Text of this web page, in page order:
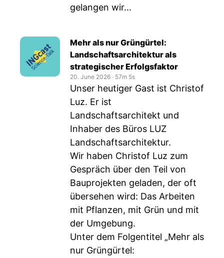
gelangen wir...
Mehr als nur Grüngürtel:
Landschaftsarchitektur als
strategischer Erfolgsfaktor
20. June 2026 ‧ 57m 5s
Unser heutiger Gast ist Christof
Luz. Er ist
Landschaftsarchitekt und
Inhaber des Büros LUZ
Landschaftsarchitektur.
Wir haben Christof Luz zum
Gespräch über den Teil von
Bauprojekten geladen, der oft
übersehen wird: Das Arbeiten
mit Pflanzen, mit Grün und mit
der Umgebung.
Unter dem Folgentitel „Mehr als
nur Grüngürtel: